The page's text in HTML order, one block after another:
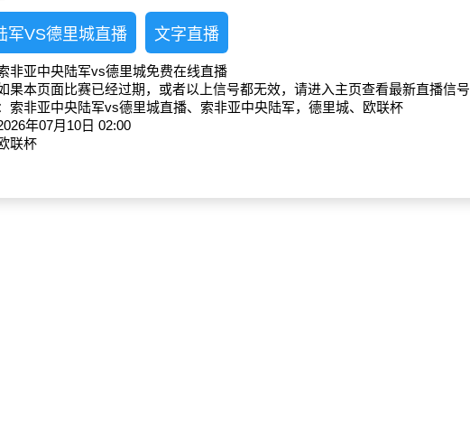
军VS德里城直播 文字直播
非亚中央陆军vs德里城免费在线直播
果本页面比赛已经过期，或者以上信号都无效，请进入主页查看最新直播信号
索非亚中央陆军vs德里城直播、索非亚中央陆军，德里城、欧联杯
年07月10日 02:00
联杯